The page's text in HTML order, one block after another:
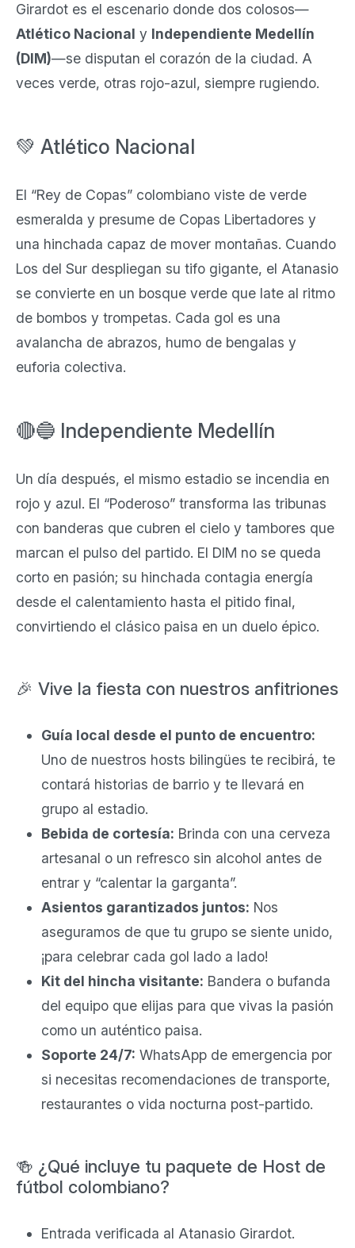
Girardot es el escenario donde dos colosos—
Atlético Nacional y Independiente Medellín
(DIM)—se disputan el corazón de la ciudad. A
veces verde, otras rojo-azul, siempre rugiendo.
💚 Atlético Nacional
El “Rey de Copas” colombiano viste de verde
esmeralda y presume de Copas Libertadores y
una hinchada capaz de mover montañas. Cuando
Los del Sur despliegan su tifo gigante, el Atanasio
se convierte en un bosque verde que late al ritmo
de bombos y trompetas. Cada gol es una
avalancha de abrazos, humo de bengalas y
euforia colectiva.
🔴🔵 Independiente Medellín
Un día después, el mismo estadio se incendia en
rojo y azul. El “Poderoso” transforma las tribunas
con banderas que cubren el cielo y tambores que
marcan el pulso del partido. El DIM no se queda
corto en pasión; su hinchada contagia energía
desde el calentamiento hasta el pitido final,
convirtiendo el clásico paisa en un duelo épico.
🎉 Vive la fiesta con nuestros anfitriones
Guía local desde el punto de encuentro:
Uno de nuestros hosts bilingües te recibirá, te
contará historias de barrio y te llevará en
grupo al estadio.
Bebida de cortesía: Brinda con una cerveza
artesanal o un refresco sin alcohol antes de
entrar y “calentar la garganta”.
Asientos garantizados juntos: Nos
aseguramos de que tu grupo se siente unido,
¡para celebrar cada gol lado a lado!
Kit del hincha visitante: Bandera o bufanda
del equipo que elijas para que vivas la pasión
como un auténtico paisa.
Soporte 24/7: WhatsApp de emergencia por
si necesitas recomendaciones de transporte,
restaurantes o vida nocturna post-partido.
🍻 ¿Qué incluye tu paquete de Host de
fútbol colombiano?
Entrada verificada al Atanasio Girardot.